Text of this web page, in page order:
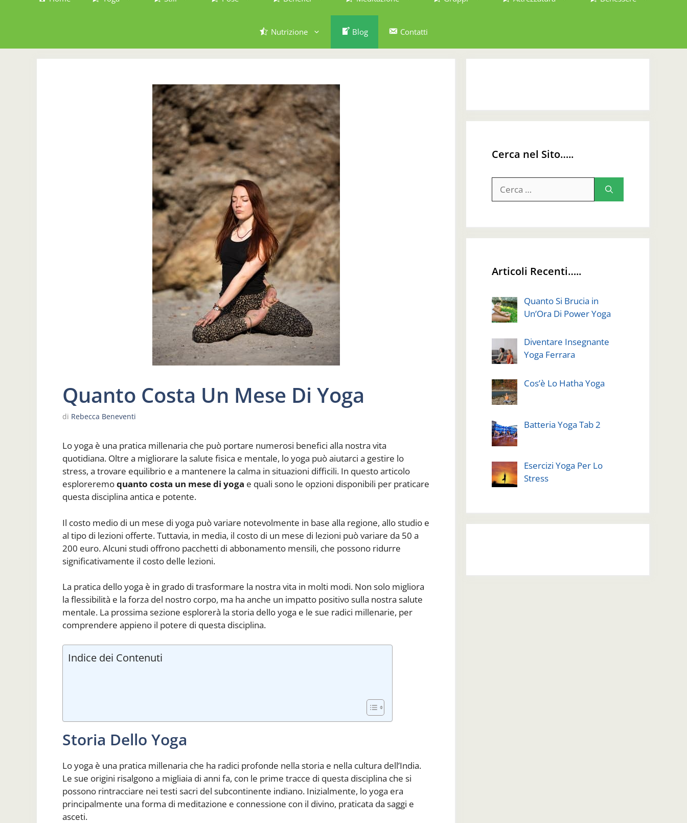
Nutrizione Blog Contatti
Quanto Costa Un Mese Di Yoga
di Rebecca Beneventi
Lo yoga è una pratica millenaria che può portare numerosi benefici alla nostra vita
quotidiana. Oltre a migliorare la salute fisica e mentale, lo yoga può aiutarci a gestire lo
stress, a trovare equilibrio e a mantenere la calma in situazioni difficili. In questo articolo
esploreremoquanto costa un mese di yoga e quali sono le opzioni disponibili per praticare
questa disciplina antica e potente.
Il costo medio di un mese di yoga può variare notevolmente in base alla regione, allo studio e
al tipo di lezioni offerte. Tuttavia, in media, il costo di un mese di lezioni può variare da 50 a
200 euro. Alcuni studi offrono pacchetti di abbonamento mensili, che possono ridurre
significativamente il costo delle lezioni.
La pratica dello yoga è in grado di trasformare la nostra vita in molti modi. Non solo migliora
la flessibilità e la forza del nostro corpo, ma ha anche un impatto positivo sulla nostra salute
mentale. La prossima sezione esplorerà la storia dello yoga e le sue radici millenarie, per
comprendere appieno il potere di questa disciplina.
Indice dei Contenuti
Storia Dello Yoga
Lo yoga è una pratica millenaria che ha radici profonde nella storia e nella cultura dell’India.
Le sue origini risalgono a migliaia di anni fa, con le prime tracce di questa disciplina che si
possono rintracciare nei testi sacri del subcontinente indiano. Inizialmente, lo yoga era
principalmente una forma di meditazione e connessione con il divino, praticata da saggi e
asceti.
Cerca nel Sito…..
per:
Articoli Recenti…..
Quanto Si Brucia in
Un’Ora Di Power Yoga
Diventare Insegnante
Yoga Ferrara
Cos’è Lo Hatha Yoga
Batteria Yoga Tab 2
Esercizi Yoga Per Lo
Stress